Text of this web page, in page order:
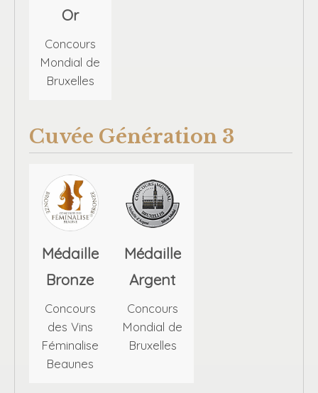
Or
Concours
Mondial de
Bruxelles
Cuvée Génération 3
Médaille
Bronze
Concours
des Vins
Féminalise
Beaunes
Médaille
Argent
Concours
Mondial de
Bruxelles